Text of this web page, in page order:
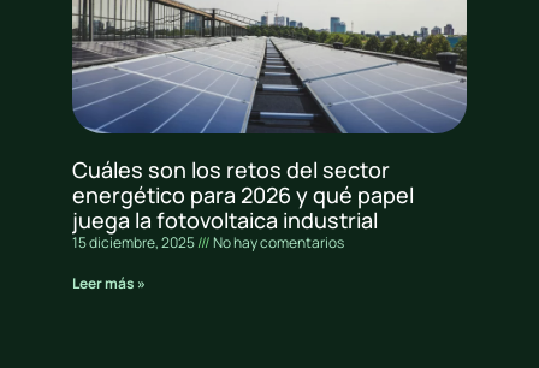
Cuáles son los retos del sector
energético para 2026 y qué papel
juega la fotovoltaica industrial
15 diciembre, 2025
No hay comentarios
Leer más »